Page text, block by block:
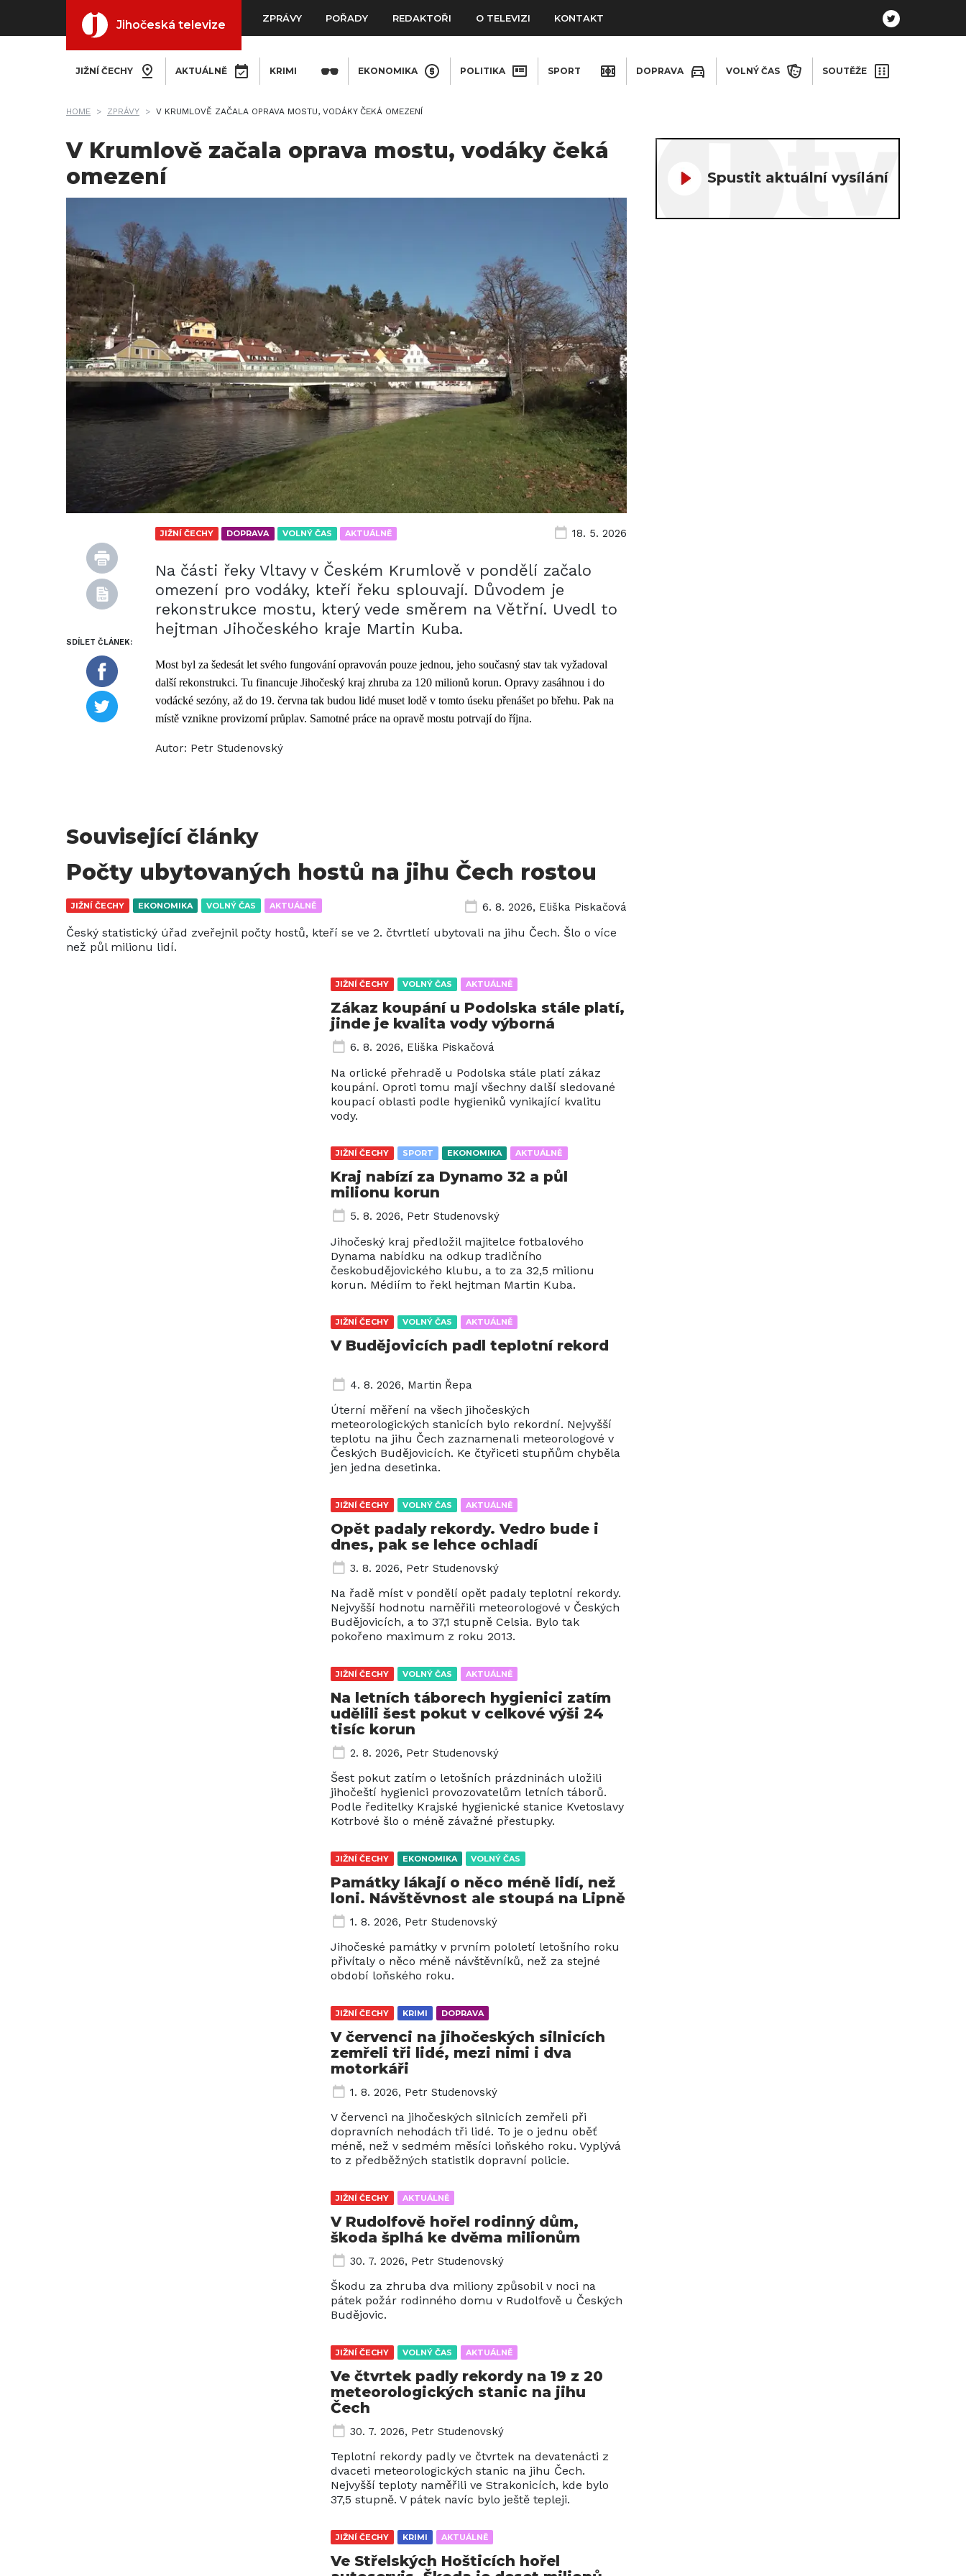
Jihočeská televize
ZPRÁVY POŘADY REDAKTOŘI O TELEVIZI KONTAKT
JIŽNÍ ČECHY AKTUÁLNĚ KRIMI EKONOMIKA POLITIKA SPORT DOPRAVA VOLNÝ ČAS SOUTĚŽE
HOME ZPRÁVY V KRUMLOVĚ ZAČALA OPRAVA MOSTU, VODÁKY ČEKÁ OMEZENÍ
V Krumlově začala oprava mostu, vodáky čeká
omezení
SDÍLET ČLÁNEK:
JIŽNÍ ČECHY DOPRAVA VOLNÝ ČAS AKTUÁLNĚ 18. 5. 2026
Na části řeky Vltavy v Českém Krumlově v pondělí začalo
omezení pro vodáky, kteří řeku splouvají. Důvodem je
rekonstrukce mostu, který vede směrem na Větřní. Uvedl to
hejtman Jihočeského kraje Martin Kuba.
Most byl za šedesát let svého fungování opravován pouze jednou, jeho současný stav tak vyžadoval
další rekonstrukci. Tu financuje Jihočeský kraj zhruba za 120 milionů korun. Opravy zasáhnou i do
vodácké sezóny, až do 19. června tak budou lidé muset lodě v tomto úseku přenášet po břehu. Pak na
místě vznikne provizorní průplav. Samotné práce na opravě mostu potrvají do října.
Autor: Petr Studenovský
Související články
JIŽNÍ ČECHY EKONOMIKA VOLNÝ ČAS AKTUÁLNĚ
Počty ubytovaných hostů na jihu Čech rostou
6. 8. 2026, Eliška Piskačová
Český statistický úřad zveřejnil počty hostů, kteří se ve 2. čtvrtletí ubytovali na jihu Čech. Šlo o více
než půl milionu lidí.
JIŽNÍ ČECHY VOLNÝ ČAS AKTUÁLNĚ
Zákaz koupání u Podolska stále platí,
jinde je kvalita vody výborná
6. 8. 2026, Eliška Piskačová
Na orlické přehradě u Podolska stále platí zákaz
koupání. Oproti tomu mají všechny další sledované
koupací oblasti podle hygieniků vynikající kvalitu
vody.
JIŽNÍ ČECHY SPORT EKONOMIKA AKTUÁLNĚ
Kraj nabízí za Dynamo 32 a půl
milionu korun
5. 8. 2026, Petr Studenovský
Jihočeský kraj předložil majitelce fotbalového
Dynama nabídku na odkup tradičního
českobudějovického klubu, a to za 32,5 milionu
korun. Médiím to řekl hejtman Martin Kuba.
JIŽNÍ ČECHY VOLNÝ ČAS AKTUÁLNĚ
V Budějovicích padl teplotní rekord
4. 8. 2026, Martin Řepa
Úterní měření na všech jihočeských
meteorologických stanicích bylo rekordní. Nejvyšší
teplotu na jihu Čech zaznamenali meteorologové v
Českých Budějovicích. Ke čtyřiceti stupňům chyběla
jen jedna desetinka.
JIŽNÍ ČECHY VOLNÝ ČAS AKTUÁLNĚ
Opět padaly rekordy. Vedro bude i
dnes, pak se lehce ochladí
3. 8. 2026, Petr Studenovský
Na řadě míst v pondělí opět padaly teplotní rekordy.
Nejvyšší hodnotu naměřili meteorologové v Českých
Budějovicích, a to 37,1 stupně Celsia. Bylo tak
pokořeno maximum z roku 2013.
JIŽNÍ ČECHY VOLNÝ ČAS AKTUÁLNĚ
Na letních táborech hygienici zatím
udělili šest pokut v celkové výši 24
tisíc korun
2. 8. 2026, Petr Studenovský
Šest pokut zatím o letošních prázdninách uložili
jihočeští hygienici provozovatelům letních táborů.
Podle ředitelky Krajské hygienické stanice Kvetoslavy
Kotrbové šlo o méně závažné přestupky.
JIŽNÍ ČECHY EKONOMIKA VOLNÝ ČAS
Památky lákají o něco méně lidí, než
loni. Návštěvnost ale stoupá na Lipně
1. 8. 2026, Petr Studenovský
Jihočeské památky v prvním pololetí letošního roku
přivítaly o něco méně návštěvníků, než za stejné
období loňského roku.
JIŽNÍ ČECHY KRIMI DOPRAVA
V červenci na jihočeských silnicích
zemřeli tři lidé, mezi nimi i dva
motorkáři
1. 8. 2026, Petr Studenovský
V červenci na jihočeských silnicích zemřeli při
dopravních nehodách tři lidé. To je o jednu oběť
méně, než v sedmém měsíci loňského roku. Vyplývá
to z předběžných statistik dopravní policie.
JIŽNÍ ČECHY AKTUÁLNĚ
V Rudolfově hořel rodinný dům,
škoda šplhá ke dvěma milionům
30. 7. 2026, Petr Studenovský
Škodu za zhruba dva miliony způsobil v noci na
pátek požár rodinného domu v Rudolfově u Českých
Budějovic.
JIŽNÍ ČECHY VOLNÝ ČAS AKTUÁLNĚ
Ve čtvrtek padly rekordy na 19 z 20
meteorologických stanic na jihu
Čech
30. 7. 2026, Petr Studenovský
Teplotní rekordy padly ve čtvrtek na devatenácti z
dvaceti meteorologických stanic na jihu Čech.
Nejvyšší teploty naměřili ve Strakonicích, kde bylo
37,5 stupně. V pátek navíc bylo ještě tepleji.
JIŽNÍ ČECHY KRIMI AKTUÁLNĚ
Ve Střelských Hošticích hořel
Spustit aktuální vysílání